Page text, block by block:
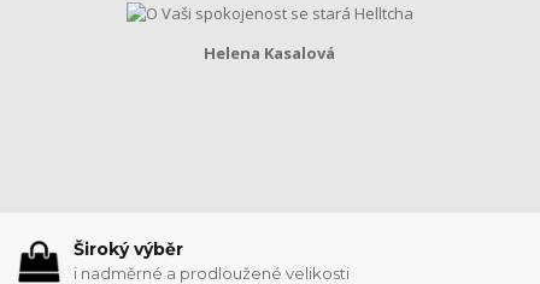
Helena Kasalová
Široký výběr
i nadměrné a prodloužené velikosti